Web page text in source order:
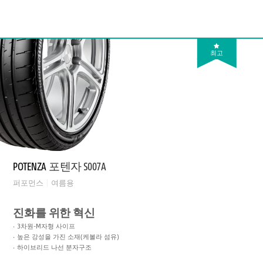
최고
POTENZA 포텐자 S007A
퍼포먼스 여름용
진화를 위한 혁신
3차원-M자형 사이프
높은 강성을 가진 소재(케볼라 섬유)
하이브리드 나선 분자구조